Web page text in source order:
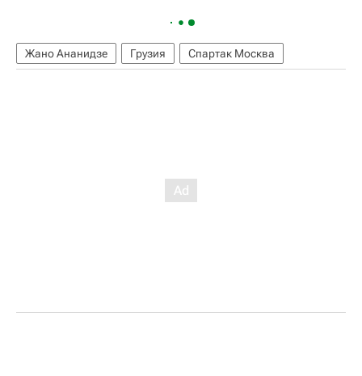
Жано Ананидзе Грузия Спартак Москва